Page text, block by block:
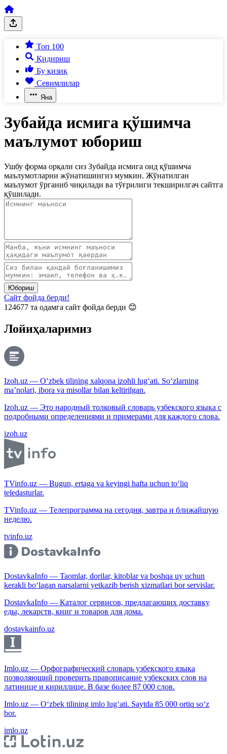
Топ 100
Қидириш
Бу қизиқ
Севимлилар
Яна
Зубайда исмига қўшимча
маълумот юбориш
Ушбу форма орқали сиз Зубайда исмига оид қўшимча
маълумотларни жўнатишингиз мумкин. Жўнатилган
маълумот ўрганиб чиқилади ва тўғрилиги текширилгач сайтга
қўшилади.
Юбориш
Сайт фойда берди!
124677 та одамга сайт фойда берди 😊
Лойиҳаларимиз
Izoh.uz — O‘zbek tilining xalqona izohli lug‘ati. So‘zlarning
ma’nolari, ibora va misollar bilan keltirilgan.
Izoh.uz — Это народный толковый словарь узбекского языка с
подробными определениями и примерами для каждого слова.
izoh.uz
TVinfo.uz — Bugun, ertaga va keyingi hafta uchun to‘liq
teledasturlar.
TVinfo.uz — Телепрограмма на сегодня, завтра и ближайшую
неделю.
tvinfo.uz
DostavkaInfo — Taomlar, dorilar, kitoblar va boshqa uy uchun
kerakli bo‘lagan narsalarni yetkazib berish xizmatlari bor servislar.
DostavkaInfo — Каталог сервисов, предлагающих доставку
еды, лекарств, книг и товаров для дома.
dostavkainfo.uz
Imlo.uz — Орфографический словарь узбекского языка
позволяющий проверить правописание узбекских слов на
латинице и кириллице. В базе более 87 000 слов.
Imlo.uz — O‘zbek tilining imlo lug‘ati. Saytda 85 000 ortiq so‘z
bor.
imlo.uz